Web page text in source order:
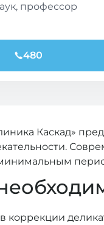
профессор
480
Каскад»
минимальным
коррекции